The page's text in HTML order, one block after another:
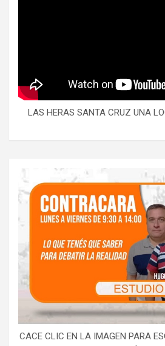
LAS HERAS SANTA CRUZ UNA
CACE CLIC EN LA IMAGEN PARA